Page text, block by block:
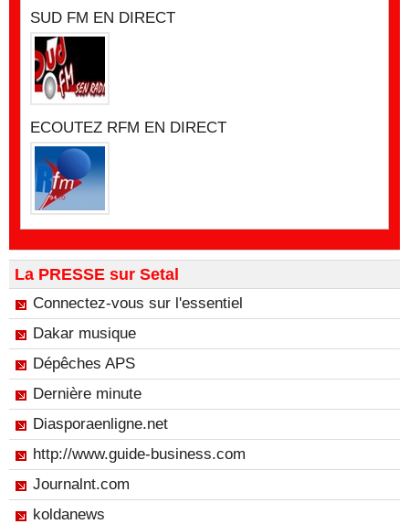
SUD FM EN DIRECT
ECOUTEZ RFM EN DIRECT
La PRESSE sur Setal
Connectez-vous sur l'essentiel
Dakar musique
Dépêches APS
Dernière minute
Diasporaenligne.net
http://www.guide-business.com
Journalnt.com
koldanews